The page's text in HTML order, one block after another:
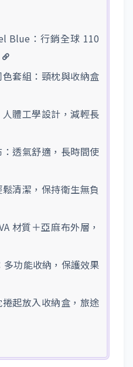
Blue：行銷全球 110
套組：頸枕與收納盒
體工學設計，減輕長
透氣舒適，長時間使
清潔，保持衛生無負
材質＋亞麻布外層，
多功能收納，保護效果
起放入收納盒，旅途